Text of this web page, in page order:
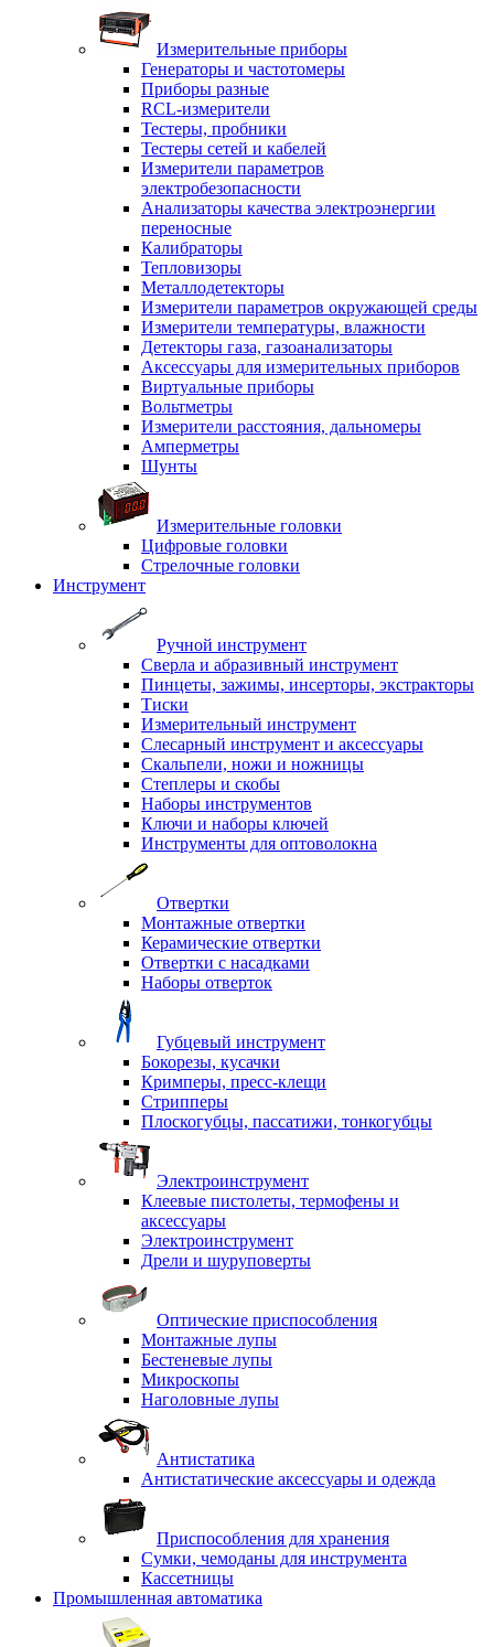
Измерительные приборы
Генераторы и частотомеры
Приборы разные
RCL-измерители
Тестеры, пробники
Тестеры сетей и кабелей
Измерители параметров
электробезопасности
Анализаторы качества электроэнергии
переносные
Калибраторы
Тепловизоры
Металлодетекторы
Измерители параметров окружающей среды
Измерители температуры, влажности
Детекторы газа, газоанализаторы
Аксессуары для измерительных приборов
Виртуальные приборы
Вольтметры
Измерители расстояния, дальномеры
Амперметры
Шунты
Измерительные головки
Цифровые головки
Стрелочные головки
Инструмент
Ручной инструмент
Сверла и абразивный инструмент
Пинцеты, зажимы, инсерторы, экстракторы
Тиски
Измерительный инструмент
Слесарный инструмент и аксессуары
Скальпели, ножи и ножницы
Степлеры и скобы
Наборы инструментов
Ключи и наборы ключей
Инструменты для оптоволокна
Отвертки
Монтажные отвертки
Керамические отвертки
Отвертки с насадками
Наборы отверток
Губцевый инструмент
Бокорезы, кусачки
Кримперы, пресс-клещи
Стрипперы
Плоскогубцы, пассатижи, тонкогубцы
Электроинструмент
Клеевые пистолеты, термофены и
аксессуары
Электроинструмент
Дрели и шуруповерты
Оптические приспособления
Монтажные лупы
Бестеневые лупы
Микроскопы
Наголовные лупы
Антистатика
Антистатические аксессуары и одежда
Приспособления для хранения
Сумки, чемоданы для инструмента
Кассетницы
Промышленная автоматика